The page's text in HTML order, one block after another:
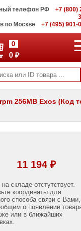
телефон РФ
+7 (800)
по Москве
+7 (495) 901-
0
0 ₽
256MB Exos (Код
11 194 ₽
складе отстутствует.
координаты для
способа связи с Вами,
о появлении
или в ближайших